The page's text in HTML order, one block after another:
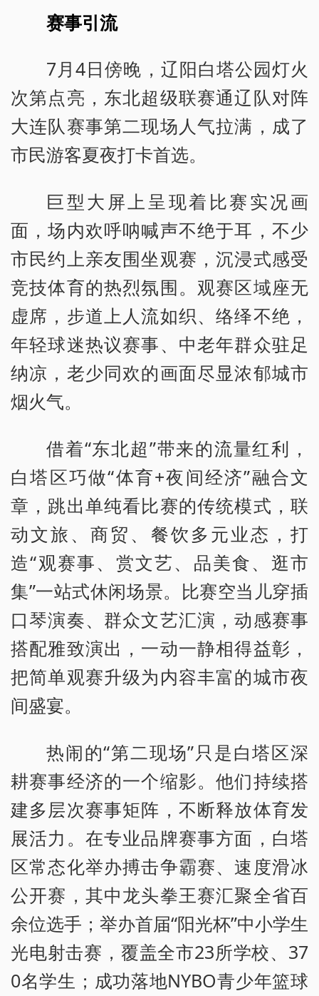
赛事引流
7月4日傍晚，辽阳白塔公园灯火
次第点亮，东北超级联赛通辽队对阵
大连队赛事第二现场人气拉满，成了
市民游客夏夜打卡首选。
巨型大屏上呈现着比赛实况画
面，场内欢呼呐喊声不绝于耳，不少
市民约上亲友围坐观赛，沉浸式感受
竞技体育的热烈氛围。观赛区域座无
虚席，步道上人流如织、络绎不绝，
年轻球迷热议赛事、中老年群众驻足
纳凉，老少同欢的画面尽显浓郁城市
烟火气。
借着“东北超”带来的流量红利，
白塔区巧做“体育+夜间经济”融合文
章，跳出单纯看比赛的传统模式，联
动文旅、商贸、餐饮多元业态，打
造“观赛事、赏文艺、品美食、逛市
集”一站式休闲场景。比赛空当儿穿插
口琴演奏、群众文艺汇演，动感赛事
搭配雅致演出，一动一静相得益彰，
把简单观赛升级为内容丰富的城市夜
间盛宴。
热闹的“第二现场”只是白塔区深
耕赛事经济的一个缩影。他们持续搭
建多层次赛事矩阵，不断释放体育发
展活力。在专业品牌赛事方面，白塔
区常态化举办搏击争霸赛、速度滑冰
公开赛，其中龙头拳王赛汇聚全省百
余位选手；举办首届“阳光杯”中小学生
光电射击赛，覆盖全市23所学校、37
0名学生；成功落地NYBO青少年篮球